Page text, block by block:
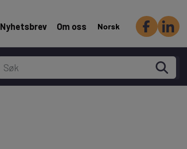
Header Secondary menu
Nyhetsbrev Om oss Norsk